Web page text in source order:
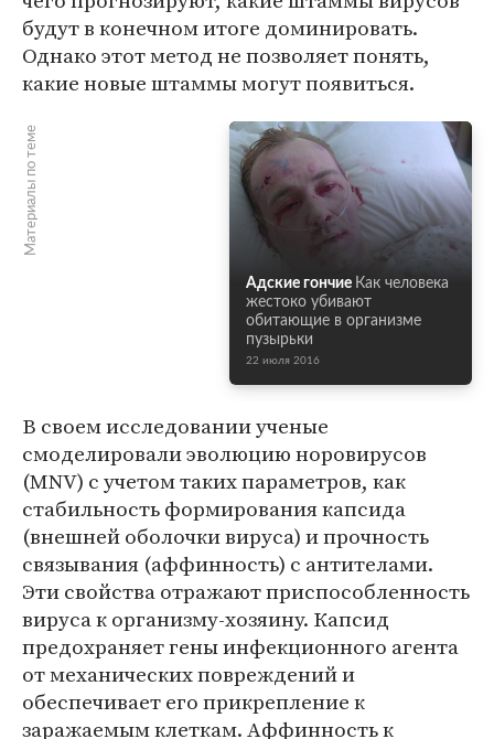
будут в конечном итоге доминировать.
Однако этот метод не позволяет понять,
какие новые штаммы могут появиться.
Материалы по теме
Адские гончие Как человека
жестоко убивают
обитающие в организме
пузырьки
22 июля 2016
В своем исследовании ученые
смоделировали эволюцию норовирусов
(MNV) с учетом таких параметров, как
стабильность формирования капсида
(внешней оболочки вируса) и прочность
связывания (аффинность) с антителами.
Эти свойства отражают приспособленность
вируса к организму-хозяину. Капсид
предохраняет гены инфекционного агента
от механических повреждений и
обеспечивает его прикрепление к
заражаемым клеткам. Аффинность к